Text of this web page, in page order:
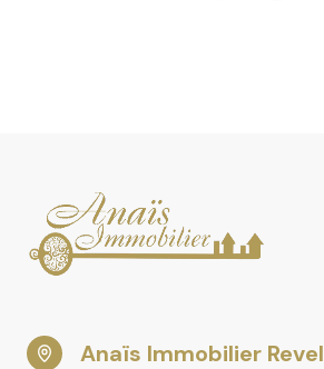
Anaïs Immobilier Revel